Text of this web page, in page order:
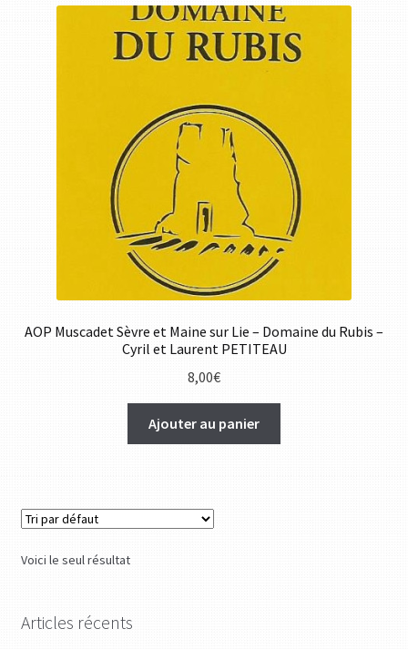
AOP Muscadet Sèvre et Maine sur Lie – Domaine du Rubis –
Cyril et Laurent PETITEAU
8,00€
Ajouter au panier
Voici le seul résultat
Articles récents